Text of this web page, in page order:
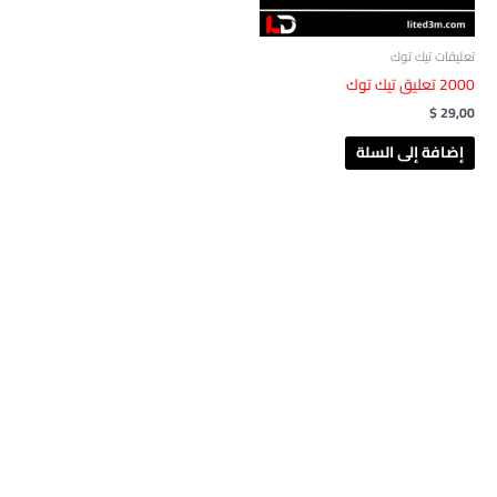
تعليقات تيك توك
2000 تعليق تيك توك
$29,00
إضافة إلى السلة